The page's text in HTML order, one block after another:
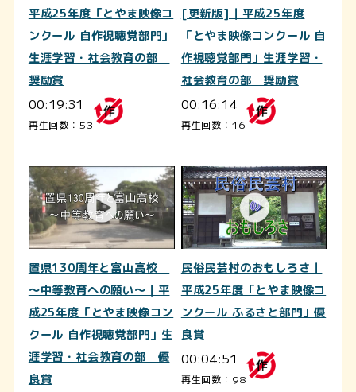
平成25年度「とやま映像コ
ンクール 自作視聴覚部門」
生涯学習・社会教育の部
奨励賞
00:19:31
再生回数：53
[更新版]｜平成25年度
「とやま映像コンクール 自
作視聴覚部門」生涯学習・
社会教育の部 奨励賞
00:16:14
再生回数：16
置県130周年と富山高校
～中等教育への願い～｜平
成25年度「とやま映像コン
クール 自作視聴覚部門」生
涯学習・社会教育の部 優
良賞
民俗民芸村のおもしろさ｜
平成25年度「とやま映像コ
ンクール ふるさと部門」優
良賞
00:04:51
再生回数：98